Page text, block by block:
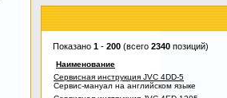
Показано 1 - 200 (всего 2340 позиций)
Наименование
Сервисная инструкция JVC 4DD-5
Сервис-мануал на английском языке